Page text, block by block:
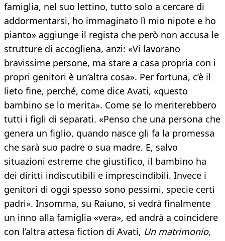
famiglia, nel suo lettino, tutto solo a cercare di
addormentarsi, ho immaginato lì mio nipote e ho
pianto» aggiunge il regista che però non accusa le
strutture di accogliena, anzi: «Vi lavorano
bravissime persone, ma stare a casa propria con i
propri genitori è un’altra cosa». Per fortuna, c’è il
lieto fine, perché, come dice Avati, «questo
bambino se lo merita». Come se lo meriterebbero
tutti i figli di separati. «Penso che una persona che
genera un figlio, quando nasce gli fa la promessa
che sarà suo padre o sua madre. E, salvo
situazioni estreme che giustifico, il bambino ha
dei diritti indiscutibili e imprescindibili. Invece i
genitori di oggi spesso sono pessimi, specie certi
padri». Insomma, su Raiuno, si vedrà finalmente
un inno alla famiglia «vera», ed andrà a coincidere
con l’altra attesa fiction di Avati, Un matrimonio,